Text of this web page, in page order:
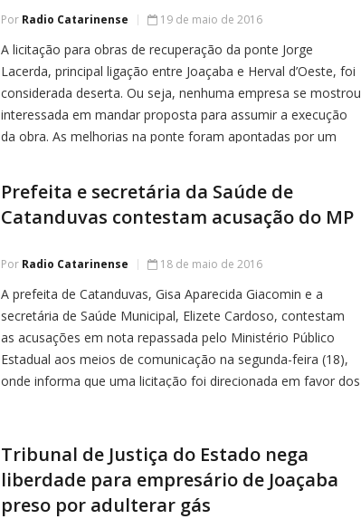
Por Radio Catarinense 19 de maio de 2016
A licitação para obras de recuperação da ponte Jorge
Lacerda, principal ligação entre Joaçaba e Herval d’Oeste, foi
considerada deserta. Ou seja, nenhuma empresa se mostrou
interessada em mandar proposta para assumir a execução
da obra. As melhorias na ponte foram apontadas por um
Prefeita e secretária da Saúde de
Catanduvas contestam acusação do MP
Por Radio Catarinense 18 de maio de 2016
A prefeita de Catanduvas, Gisa Aparecida Giacomin e a
secretária de Saúde Municipal, Elizete Cardoso, contestam
as acusações em nota repassada pelo Ministério Público
Estadual aos meios de comunicação na segunda-feira (18),
onde informa que uma licitação foi direcionada em favor dos
Tribunal de Justiça do Estado nega
liberdade para empresário de Joaçaba
preso por adulterar gás